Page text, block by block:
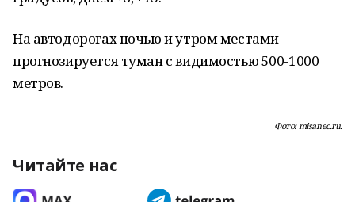
На автодорогах ночью и утром местами
прогнозируется туман с видимостью 500-1000
метров.
Фото: misanec.ru.
Читайте нас